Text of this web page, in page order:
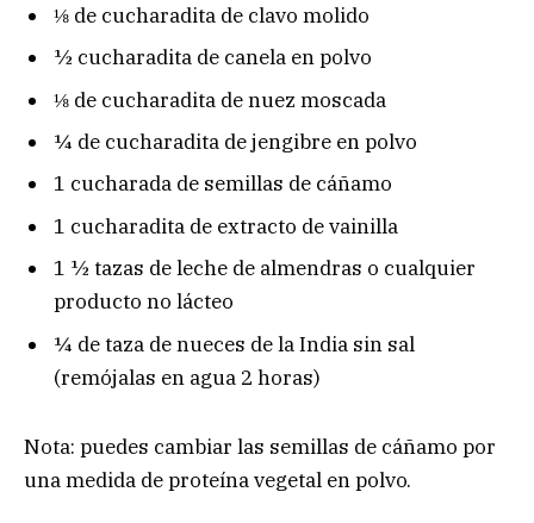
⅛ de cucharadita de clavo molido
½ cucharadita de canela en polvo
⅛ de cucharadita de nuez moscada
¼ de cucharadita de jengibre en polvo
1 cucharada de semillas de cáñamo
1 cucharadita de extracto de vainilla
1 ½ tazas de leche de almendras o cualquier
producto no lácteo
¼ de taza de nueces de la India sin sal
(remójalas en agua 2 horas)
Nota: puedes cambiar las semillas de cáñamo por
una medida de proteína vegetal en polvo.